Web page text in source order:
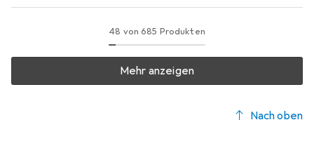
48 von 685 Produkten
Mehr anzeigen
Nach oben